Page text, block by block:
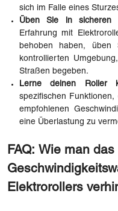
sich im Falle eines
Üben Sie in sicheren
Erfahrung mit
behoben haben,
kontrollierten
Straßen begeben.
Lerne deinen Roller
spezifischen
empfohlenen
eine Überlastung zu
FAQ: Wie man das
Elektrorollers